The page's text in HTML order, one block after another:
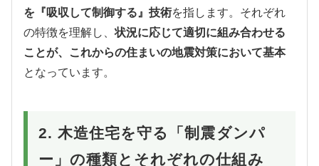
を『吸収して制御する』技術を指します。それぞれ
の特徴を理解し、状況に応じて適切に組み合わせる
ことが、これからの住まいの地震対策において基本
となっています。
2. 木造住宅を守る「制震ダンパ
ー」の種類とそれぞれの仕組み